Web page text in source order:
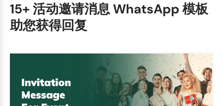
15+ 活动邀请消息 WhatsApp 模板
助您获得回复